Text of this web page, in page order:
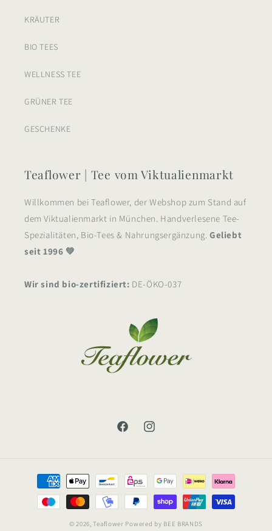
KRÄUTER
BIO TEES
WELLNESS TEE
GRÜNER TEE
GESCHENKE
Teaflower | Tee vom Viktualienmarkt
Willkommen bei Teaflower, der Webshop zum Stand auf
dem Viktualienmarkt in München. Handverlesene Tee-
Spezialitäten, Bio-Tees & Nahrungsergänzung.Geliebt
seit 1996 💚
Wir sind bio-zertifiziert: DE-ÖKO-037
FacebookInstagram
Zahlungsmethoden
© 2026, Teaflower Powered by BEE BRANDS